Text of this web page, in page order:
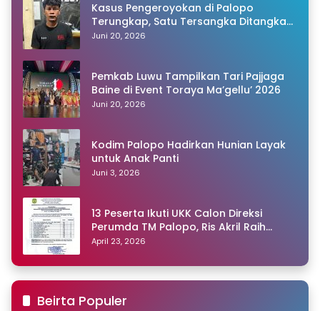
Kasus Pengeroyokan di Palopo
Terungkap, Satu Tersangka Ditangkap
Polisi
Juni 20, 2026
Pemkab Luwu Tampilkan Tari Pajjaga
Baine di Event Toraya Ma’gellu’ 2026
Juni 20, 2026
Kodim Palopo Hadirkan Hunian Layak
untuk Anak Panti
Juni 3, 2026
13 Peserta Ikuti UKK Calon Direksi
Perumda TM Palopo, Ris Akril Raih
Peringkat Pertama
April 23, 2026
Beirta Populer